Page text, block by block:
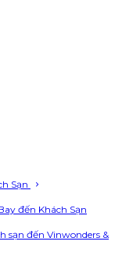
Sạn
đến Khách Sạn
sạn đến Vinwonders &